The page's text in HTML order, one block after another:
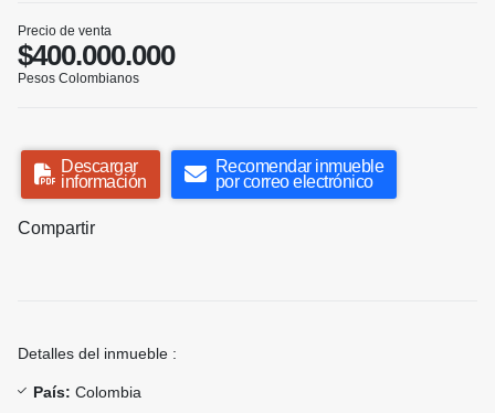
Precio de venta
$400.000.000
Pesos Colombianos
Descargar
información
Recomendar inmueble
por correo electrónico
Compartir
Detalles del inmueble :
País: Colombia